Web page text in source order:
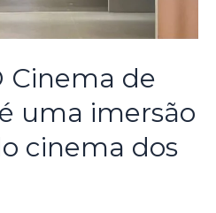
Cinema de
uma imersão
cinema dos